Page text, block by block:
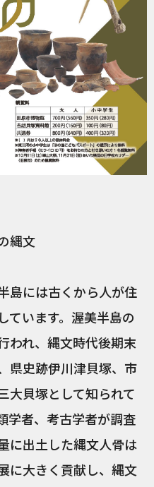
縄文
島には古くから人が住
ています。渥美半島の
われ、縄文時代後期末
県史跡伊川津貝塚、市
大貝塚として知られて
学者、考古学者が調査
に出土した縄文人骨は
に大きく貢献し、縄文